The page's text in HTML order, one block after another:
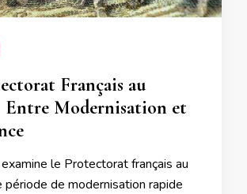
Français au
Entre Modernisation et
le Protectorat français au
période de modernisation rapide